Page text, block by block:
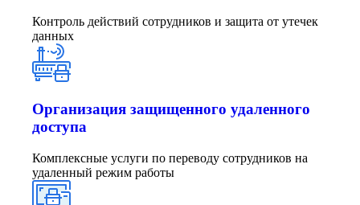
Контроль действий сотрудников и защита от утечек
данных
Организация защищенного удаленного
доступа
Комплексные услуги по переводу сотрудников на
удаленный режим работы